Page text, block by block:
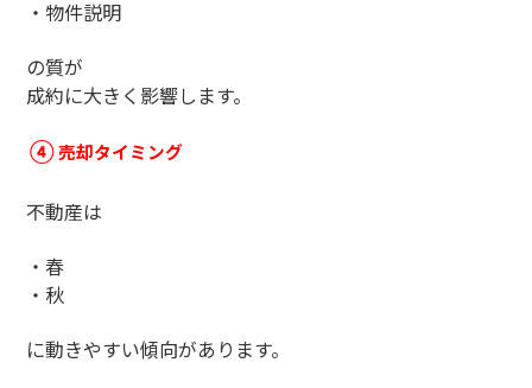
・物件説明
の質が
成約に大きく影響します。
④売却タイミング
不動産は
・春
・秋
に動きやすい傾向があります。